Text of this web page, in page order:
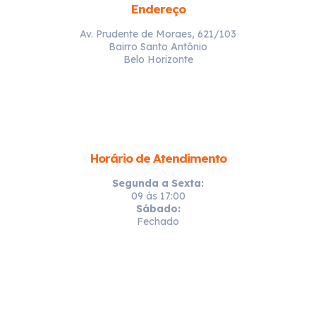
Endereço
Av. Prudente de Moraes, 621/103
Bairro Santo Antônio
Belo Horizonte
Horário de Atendimento
Segunda a Sexta:
09 ás 17:00
Sábado:
Fechado